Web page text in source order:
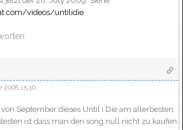
videos/untilidie
2008 15:10
September dieses Until i Die am allerbesten.
ist dass man den song null nicht zu kaufen